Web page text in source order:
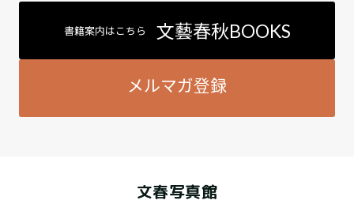
書籍案内はこちら 文藝春秋BOOKS
メルマガ登録
文春写真館